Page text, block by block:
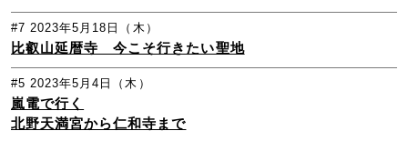
#7 2023年5月18日（木）
比叡山延暦寺 今こそ行きたい聖地
#5 2023年5月4日（木）
嵐電で行く
北野天満宮から仁和寺まで